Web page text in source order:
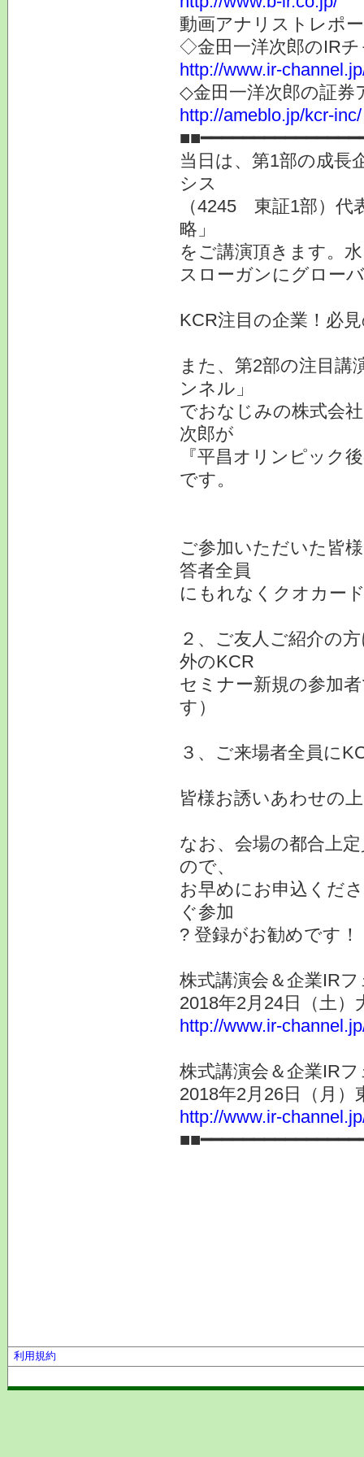
動画アナリストレポ
◇金田一洋次郎のIR
http://www.ir-
◇金田一洋次郎の証券
http://ameblo.jp/kcr-inc/
当日は、第1部の成長
シス
（4245 東証1部）
略」
をご講演頂きます。
スローガンにグロー
KCR注目の企業！必
また、第2部の注目
ンネル」
でおなじみの株式会
次郎が
『平昌オリンピック
です。
ご参加いただいた皆
答者全員
にもれなくクオカー
２、ご友人ご紹介の
外のKCR
セミナー新規の参加
す）
３、ご来場者全員に
皆様お誘いあわせの
なお、会場の都合上
ので、
お早めにお申込くだ
ぐ参加
? 登録がお勧めです！
株式講演会＆企業IR
2018年2月24日（土
http://www.ir-
株式講演会＆企業IR
2018年2月26日（月
http://www.ir-
利用規約